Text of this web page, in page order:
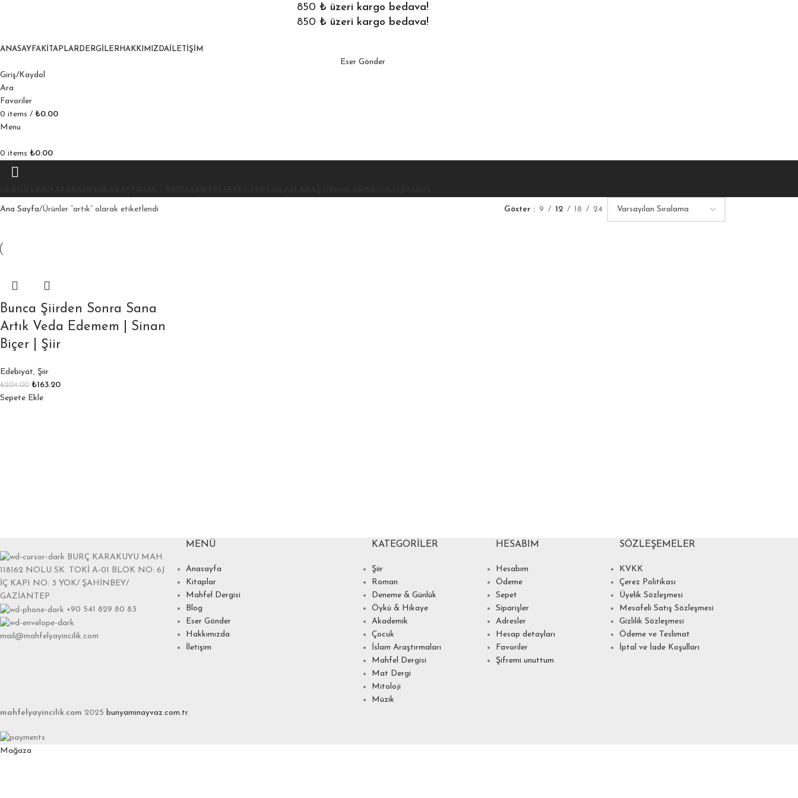
850 ₺ üzeri kargo bedava!
850 ₺ üzeri kargo bedava!
ANASAYFA KITAPLAR DERGILER HAKKIMIZDA İLETIŞIM
Eser Gönder
Giriş/Kaydol
Ara
Favoriler
0 items / ₺0.00
Menu
0 items ₺0.00
Ana Sayfa Ürünler “artık” olarak etiketlendi Göster 9 12 18 24
Bunca Şiirden Sonra Sana
Artık Veda Edemem | Sinan
Biçer | Şiir
Edebiyat, Şiir
₺204.00 ₺163.20
Sepete Ekle
BURÇ KARAKUYU MAH.
118162 NOLU SK. TOKİ A-01 BLOK NO: 6J
İÇ KAPI NO: 3 YOK/ ŞAHİNBEY/
GAZİANTEP
+90 541 829 80 83
mail@mahfelyayincilik.com
MENÜ
Anasayfa
Kitaplar
Mahfel Dergisi
Blog
Eser Gönder
Hakkımızda
İletişim
KATEGORILER
Şiir
Roman
Deneme & Günlük
Öykü & Hikaye
Akademik
Çocuk
İslam Araştırmaları
Mahfel Dergisi
Mat Dergi
Mitoloji
Müzik
HESABIM
Hesabım
Ödeme
Sepet
Siparişler
Adresler
Hesap detayları
Favoriler
Şifremi unuttum
SÖZLEŞEMELER
KVKK
Çerez Politikası
Üyelik Sözleşmesi
Mesafeli Satış Sözleşmesi
Gizlilik Sözleşmesi
Ödeme ve Teslimat
İptal ve İade Koşulları
mahfelyayincilik.com 2025 bunyaminayvaz.com.tr.
Mağaza